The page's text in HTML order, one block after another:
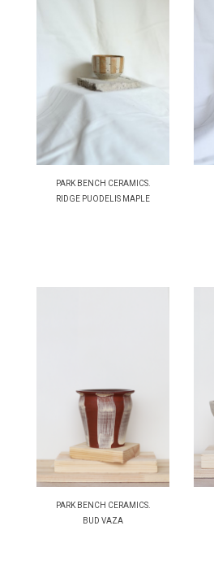
PARK BENCH CERAMICS.
RIDGE PUODELIS MAPLE
PARK BENCH CERAMICS.
BUD VAZA